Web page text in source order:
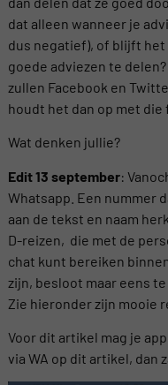
dat alleen wanneer je
dus negatief), of blijft
goede adviezen te
zullen Facebook en
houdt het dan op met
Wat denken jullie?
Edit 13 september:
Whatsapp. Een nummer
aan de tekst en naam
D-reizen, die met de
chat kunt bereiken
zijn, besloot maar eens
Zie hieronder zijn mooie
Voor dit artikel mag je
via WA op dit artikel, dan